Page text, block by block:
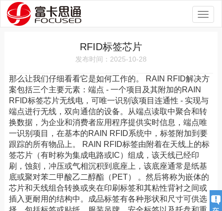
RFID标签芯片
发布时间：2025-10-28
那么让我们仔细看看它是如何工作的。 RAIN RFID解决方
案包括三个主要元素：端点 - 一个项目及其附加的RAIN
RFID标签芯片无线电，可唯一识别该项目连通性 - 实现与
端点进行无线，双向通信的设备。从端点读取中聚合和转
换数据，为企业和消费者应用程序提供实时信息，端点唯
一识别项目，在基本的RAIN RFID系统中，标签附加到要
跟踪的所有物品上。 RAIN RFID标签由附着在天线上的标
签芯片（有时称为集成电路或IC）组成，该天线已经印
刷，蚀刻，冲压或气相沉积到底座上，该底座通常是纸基
底或聚对苯二甲酸乙二醇酯（PET） 。然后将称为嵌体的
芯片和天线组合转换或夹在印刷标签和其粘性背衬之间或
插入更耐用的结构中。成品标签有各种形状和尺寸可供选